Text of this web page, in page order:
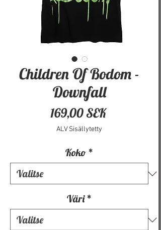
Children Of Bodom -
Downfall
169,00 SEKHinta
ALV Sisällytetty
Koko *
Väri *